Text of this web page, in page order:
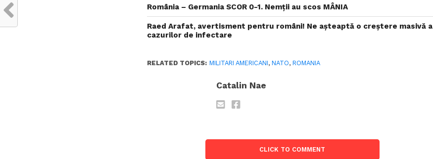
România – Germania SCOR 0-1. Nemții au scos MÂNIA
Raed Arafat, avertisment pentru români! Ne așteaptă o creștere masivă a
cazurilor de infectare
RELATED TOPICS: MILITARI AMERICANI,NATO,ROMANIA
Catalin Nae
CLICK TO COMMENT